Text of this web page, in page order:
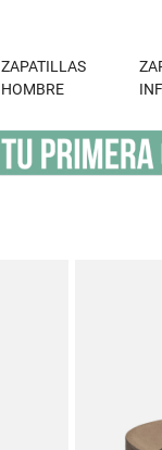
ZAPATILLAS
HOMBRE